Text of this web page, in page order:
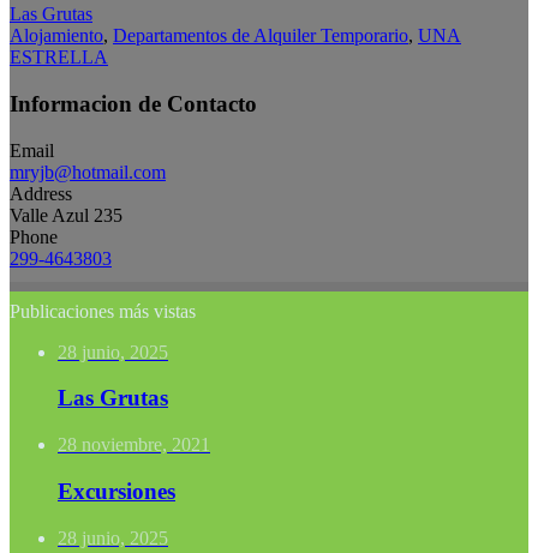
Las Grutas
Alojamiento, Departamentos de Alquiler Temporario, UNA
ESTRELLA
Informacion de Contacto
Email
mryjb@hotmail.com
Address
Valle Azul 235
Phone
299-4643803
Publicaciones más vistas
28 junio, 2025
Las Grutas
28 noviembre, 2021
Excursiones
28 junio, 2025